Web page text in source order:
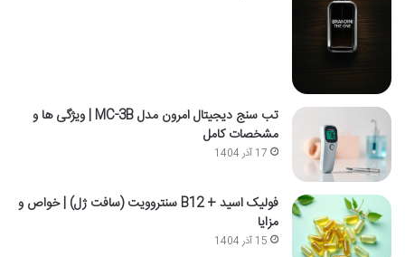
تب سنج دیجیتال امرون مدل MC-3B | ویژگی ها و
مشخصات کامل
17 آذر 1404
فولیک اسید + B12 سنتروویت (سافت ژل) | خواص و
مزایا
15 آذر 1404